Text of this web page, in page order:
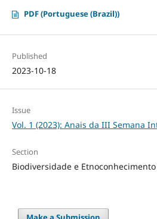
PDF (Portuguese (Brazil))
Published
2023-10-18
Issue
Vol. 1 (2023): Anais da III Semana
Section
Biodiversidade e